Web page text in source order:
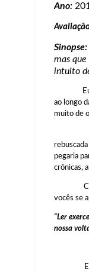
Ano:
Sinopse:
mas
intuito
Eu já
ao longo
muito de
Muito
pegaria
crônicas,
Como
vocês se
“Ler
nossa